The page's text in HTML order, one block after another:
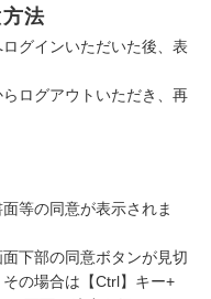
法
グインいただいた後、表
ログアウトいただき、再
等の同意が表示されま
下部の同意ボタンが見切
の場合は【Ctrl】キー+